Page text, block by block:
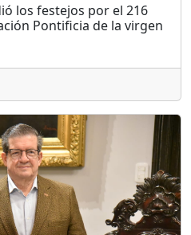
los festejos por el 216
Pontificia de la virgen